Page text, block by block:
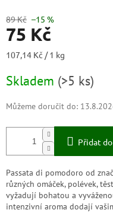
89 Kč –15 %
75 Kč
Měrná
107,14 Kč / 1 kg
Skladem (>5 ks)
Můžeme doručit do:
Přidat
Passata di pomodoro od
různých omáček, polévek,
vyžadují bohatou a
intenzivní aroma dodají